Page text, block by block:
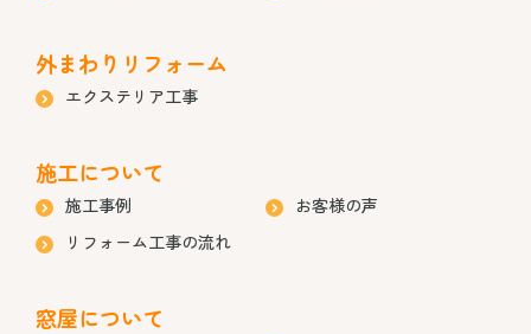
外まわりリフォーム
エクステリア工事
施工について
施工事例
お客様の声
リフォーム工事の流れ
窓屋について